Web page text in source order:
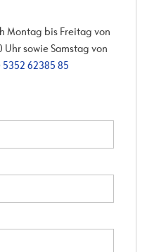
Montag bis Freitag von
sowie Samstag von
5352 62385 85